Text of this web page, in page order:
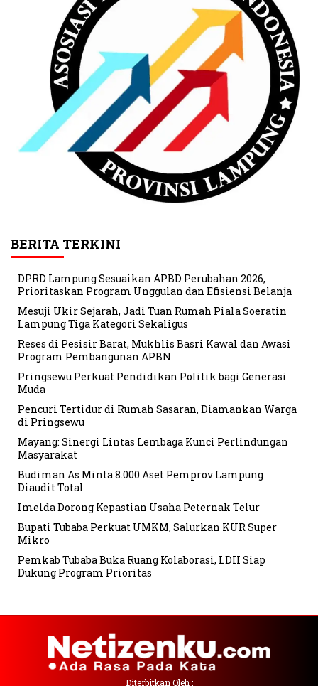
BERITA TERKINI
DPRD Lampung Sesuaikan APBD Perubahan 2026,
Prioritaskan Program Unggulan dan Efisiensi Belanja
Mesuji Ukir Sejarah, Jadi Tuan Rumah Piala Soeratin
Lampung Tiga Kategori Sekaligus
Reses di Pesisir Barat, Mukhlis Basri Kawal dan Awasi
Program Pembangunan APBN
Pringsewu Perkuat Pendidikan Politik bagi Generasi
Muda
Pencuri Tertidur di Rumah Sasaran, Diamankan Warga
di Pringsewu
Mayang: Sinergi Lintas Lembaga Kunci Perlindungan
Masyarakat
Budiman As Minta 8.000 Aset Pemprov Lampung
Diaudit Total
Imelda Dorong Kepastian Usaha Peternak Telur
Bupati Tubaba Perkuat UMKM, Salurkan KUR Super
Mikro
Pemkab Tubaba Buka Ruang Kolaborasi, LDII Siap
Dukung Program Prioritas
Diterbitkan Oleh :